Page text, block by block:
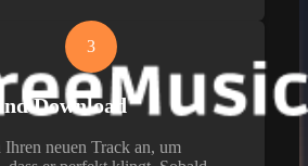
3
Download
neuen Track an, um